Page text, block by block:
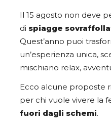
Il 15 agosto non deve
di spiagge
Quest’anno puoi
un’esperienza unica,
mischiano relax,
Ecco alcune proposte
per chi vuole vivere la
fuori dagli schemi.